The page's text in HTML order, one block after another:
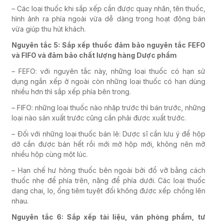
– Các loại thuốc khi sắp xếp cần được quay nhãn, tên thuốc,
hình ảnh ra phía ngoài vừa dễ dàng trong hoạt động bán
vừa giúp thu hút khách.
Nguyên tắc 5: Sắp xếp thuốc đảm bảo nguyên tắc FEFO
và FIFO và đảm bảo chất lượng hàng Dược phẩm
– FEFO: với nguyên tắc này, những loại thuốc có hạn sử
dụng ngắn xếp ở ngoài còn những loại thuốc có hạn dùng
nhiều hơn thì sắp xếp phía bên trong.
– FIFO: những loại thuốc nào nhập trước thì bán trước, những
loại nào sản xuất trước cũng cần phải được xuất trước.
– Đối với những loại thuốc bán lẻ: Dược sĩ cần lưu ý để hộp
dở cần được bán hết rồi mới mở hộp mới, không nên mở
nhiều hộp cùng một lúc.
– Hạn chế hư hỏng thuốc bên ngoài bởi đổ vỡ bằng cách
thuốc nhẹ để phía trên, nặng để phía dưới. Các loại thuốc
dạng chai, lọ, ống tiêm tuyệt đối không được xếp chồng lên
nhau.
Nguyên tắc 6: Sắp xếp tài liệu, văn phòng phẩm, tư